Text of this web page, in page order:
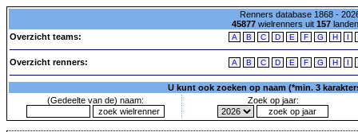
Renners database 1868 -
45877wielrenners uit 157
Overzicht teams:
A B C D E F G H I
Overzicht renners: A B C D E F G H I
U kunt ook zoeken op naam (*min. 3
(Gedeelte van de) naam:
Zoek op jaar: